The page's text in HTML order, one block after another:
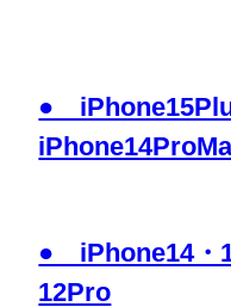
●
● iPhone14・
12Pro